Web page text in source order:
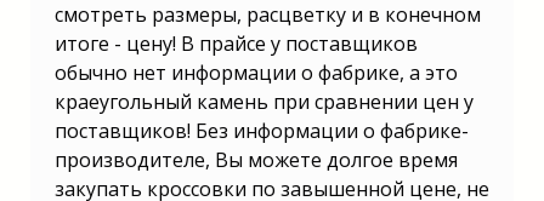
смотреть размеры, расцветку и в конечном
итоге - цену! В прайсе у поставщиков
обычно нет информации о фабрике, а это
краеугольный камень при сравнении цен у
поставщиков! Без информации о фабрике-
производителе, Вы можете долгое время
закупать кроссовки по завышенной цене, не